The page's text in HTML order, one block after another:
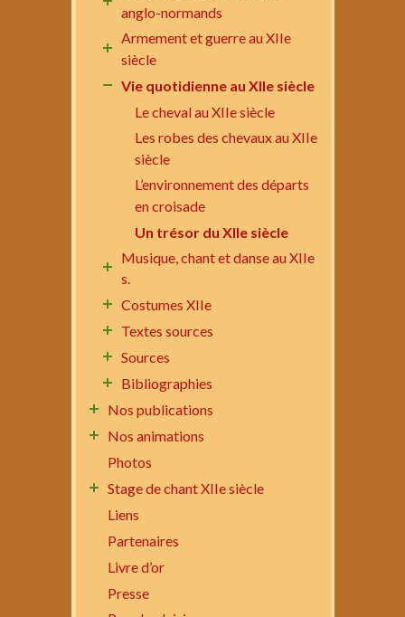
anglo-normands
Armement et guerre au XIIe
siècle
Vie quotidienne au XIIe siècle
Le cheval au XIIe siècle
Les robes des chevaux au XIIe
siècle
L’environnement des départs
en croisade
Un trésor du XIIe siècle
Musique, chant et danse au XIIe
s.
Costumes XIIe
Textes sources
Sources
Bibliographies
Nos publications
Nos animations
Photos
Stage de chant XIIe siècle
Liens
Partenaires
Livre d’or
Presse